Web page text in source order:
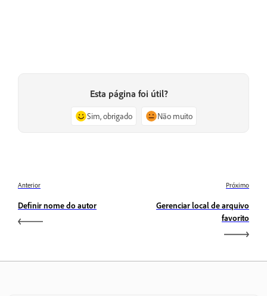
Esta página foi útil?
Sim, obrigado Não muito
Anterior
Definir nome do autor
Próximo
Gerenciar local de arquivo
favorito